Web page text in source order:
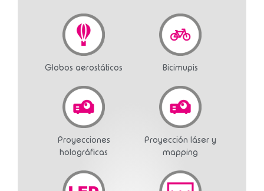
Globos aerostáticos Bicimupis
Proyecciones
holográficas
Proyección láser y
mapping